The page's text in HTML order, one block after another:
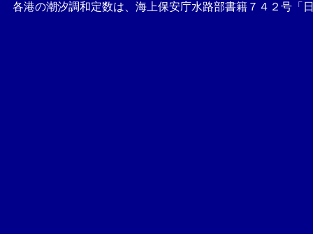
各港の潮汐調和定数は、海上保安庁水路部書籍７４２号「